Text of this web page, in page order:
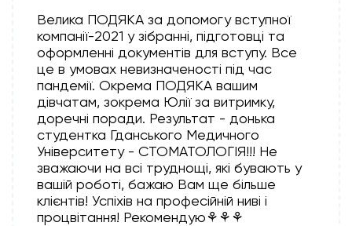
Велика ПОДЯКА за допомогу вступної
компанії-2021 у зібранні, підготовці та
оформленні документів для вступу. Все
це в умовах невизначеності під час
пандемії. Окрема ПОДЯКА вашим
дівчатам, зокрема Юлії за витримку,
доречні поради. Результат - донька
студентка Гданського Медичного
Університету - СТОМАТОЛОГІЯ!!! Не
зважаючи на всі труднощі, які бувають у
вашій роботі, бажаю Вам ще більше
клієнтів! Успіхів на професійній ниві і
процвітання! Рекомендую⚘⚘⚘